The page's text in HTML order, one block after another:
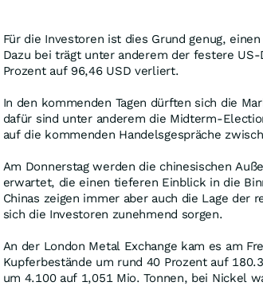
Für die Investoren ist dies Grund genug,
Dazu bei trägt unter anderem der festere
Prozent auf 96,46 USD verliert.
In den kommenden Tagen dürften sich die
dafür sind unter anderem die Midterm-
auf die kommenden Handelsgespräche
Am Donnerstag werden die chinesischen
erwartet, die einen tieferen Einblick in die
Chinas zeigen immer aber auch die Lage der
sich die Investoren zunehmend sorgen.
An der London Metal Exchange kam es am
Kupferbestände um rund 40 Prozent auf
um 4.100 auf 1,051 Mio. Tonnen, bei Nickel